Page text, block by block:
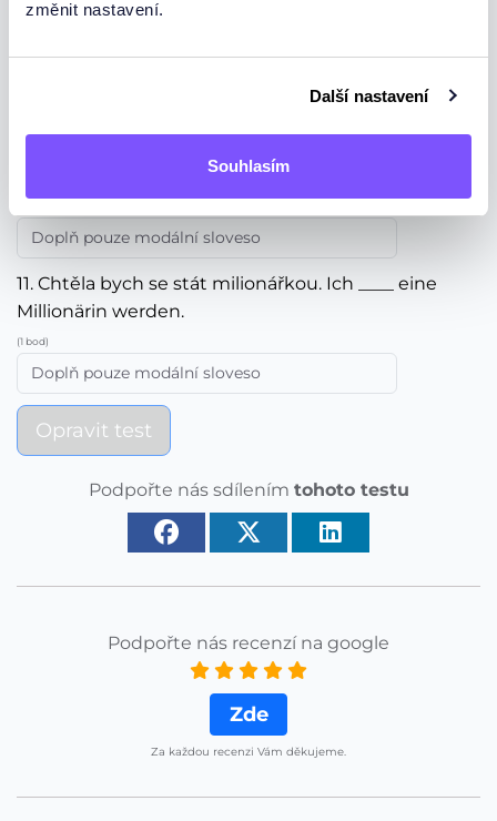
změnit nastavení.
Další nastavení
Souhlasím
9. Mohl by člověk dneska stavět pyramidy? ____
11. Chtěla bych se stát milionářkou. Ich ____ eine
Millionärin werden.
(1 bod)
Opravit test
Podpořte nás sdílením tohoto testu
Podpořte nás recenzí na google
Zde
Za každou recenzi Vám děkujeme.